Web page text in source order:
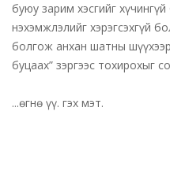
буюу зарим хэсгийг
нэхэмжлэлийг хэрэгсэхгүй
болгож анхан шатны
буцаах” зэргээс тохирохыг
...өгнө үү. гэх мэт.